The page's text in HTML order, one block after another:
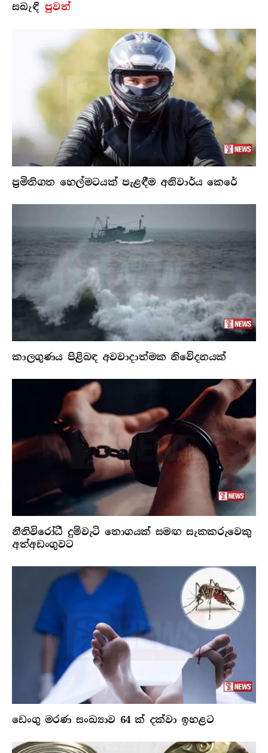
සබැ​ඳි පුවත්
ප්‍රමිතිගත හෙල්මටයක් පැළඳීම අනිවාර්ය කෙරේ
කාලගුණය පිළිබඳ අවවාදාත්මක නිවේදනයක්
නීතිවිරෝධී දුම්වැටි තොගයක් සමඟ සැකකරුවෙකු
අත්අඩංගුවට
ඩෙංගු මරණ සංඛ්‍යාව 64 ක් දක්වා ඉහළට